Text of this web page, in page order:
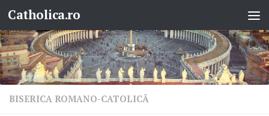
Skip to content
Catholica.ro
BISERICA ROMANO-CATOLICĂ